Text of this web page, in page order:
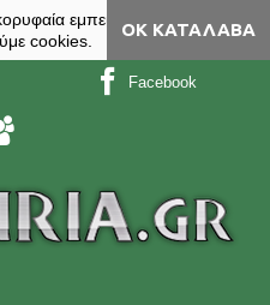
εμπειρία, στο site
cookies.
ΟΚ ΚΑΤΆΛΑΒΑ
Facebook